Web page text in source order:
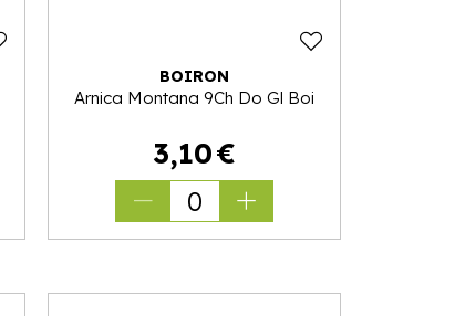
BOIRON
Arnica Montana 9Ch Do Gl Boi
3,10€
0